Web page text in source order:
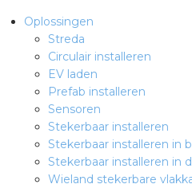
Oplossingen
Streda
Circulair installeren
EV laden
Prefab installeren
Sensoren
Stekerbaar installeren
Stekerbaar installeren in
Stekerbaar installeren in
Wieland stekerbare